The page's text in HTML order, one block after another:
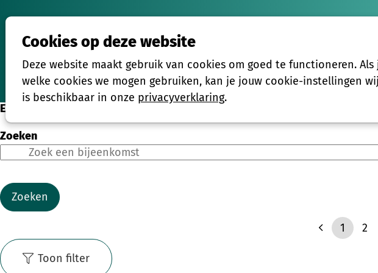
Cookies op deze website
Deze website maakt gebruik van cookies om goed te functioneren.
welke cookies we mogen gebruiken, kan je jouw cookie-instellingen
is beschikbaar in onze privacyverklaring.
Home
Activiteiten Vrijwilligers
Eenmalige activiteiten
Zoeken
Zoeken
1 2
Toon filter